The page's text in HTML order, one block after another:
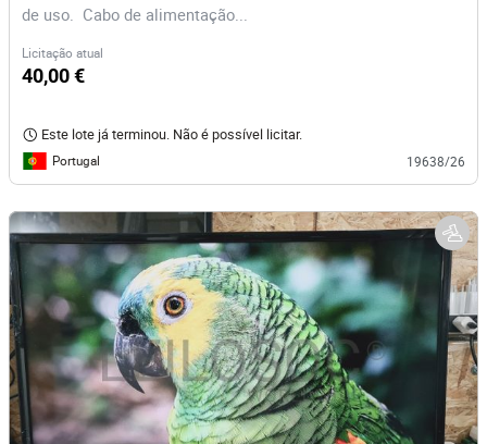
de uso. Cabo de alimentação...
Licitação atual
40,00 €
Este lote já terminou. Não é possível licitar.
Portugal 19638/26